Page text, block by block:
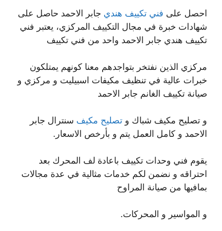
احصل على فني تكييف هندي جابر الاحمد حاصل على
شهادات خبرة في مجال التكييف المركزي، يعتبر فني
تكييف هندي جابر الاحمد واحد من فني تكييف
مركزي الذين نفتخر بتواجدهم معنا كونهم يمتلكون
خبرات عالية في تنظيف مكيفات اسبيليت و مركزي و
صيانة تكييف الغانم جابر الاحمد
و تصليح مكيف شباك و تصليح مكيف سنترال جابر
الاحمد و كامل العمل يتم و بأرخص الاسعار.
يقوم فني وحدات تكييف باعادة لف المحرك بعد
احتراقه و نضمن لكم خدمات مثالية في عدة مجالات
بمافيها من صيانة المراوح
و المواسير و المحركات.